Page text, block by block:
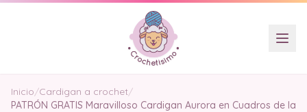
Inicio/Cardigan a crochet/
PATRÓN GRATIS Maravilloso Cardigan Aurora en Cuadros de la